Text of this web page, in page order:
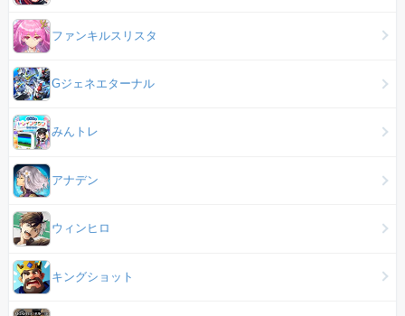
ファンキルスリスタ
Gジェネエターナル
みんトレ
アナデン
ウィンヒロ
キングショット